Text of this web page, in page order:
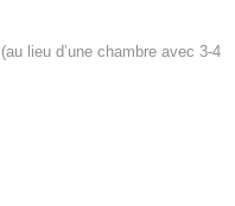
lieu d’une chambre avec 3-4